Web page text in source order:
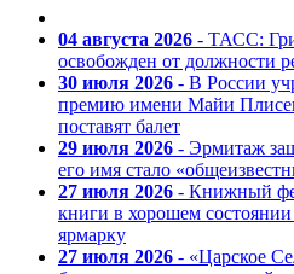
04 августа 2026 - ТАСС:
освобожден от должности
30 июля 2026 - В России
премию имени Майи
поставят балет
29 июля 2026 - Эрмитаж
его имя стало
27 июля 2026 - Книжный
книги в хорошем
ярмарку
27 июля 2026 - «Царское